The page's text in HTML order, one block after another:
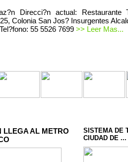
Direcci?n actual: Restaurante
Colonia San Jos? Insurgentes
55 5526 7699 >> Leer Mas...
LLEGA AL METRO
SISTEMA DE
CIUDAD DE ...